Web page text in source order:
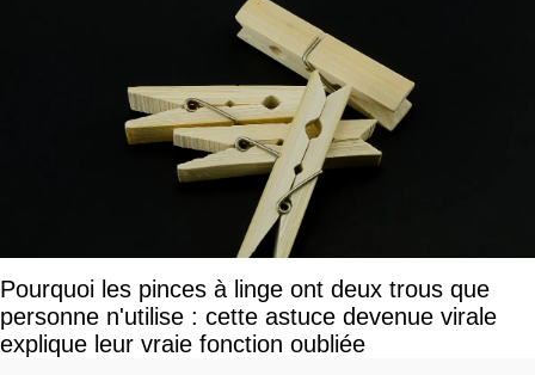
Pourquoi les pinces à linge ont deux trous que
personne n'utilise : cette astuce devenue virale
explique leur vraie fonction oubliée